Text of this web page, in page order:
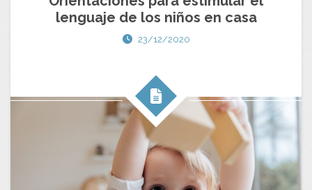
lenguaje de los niños en casa
23/12/2020